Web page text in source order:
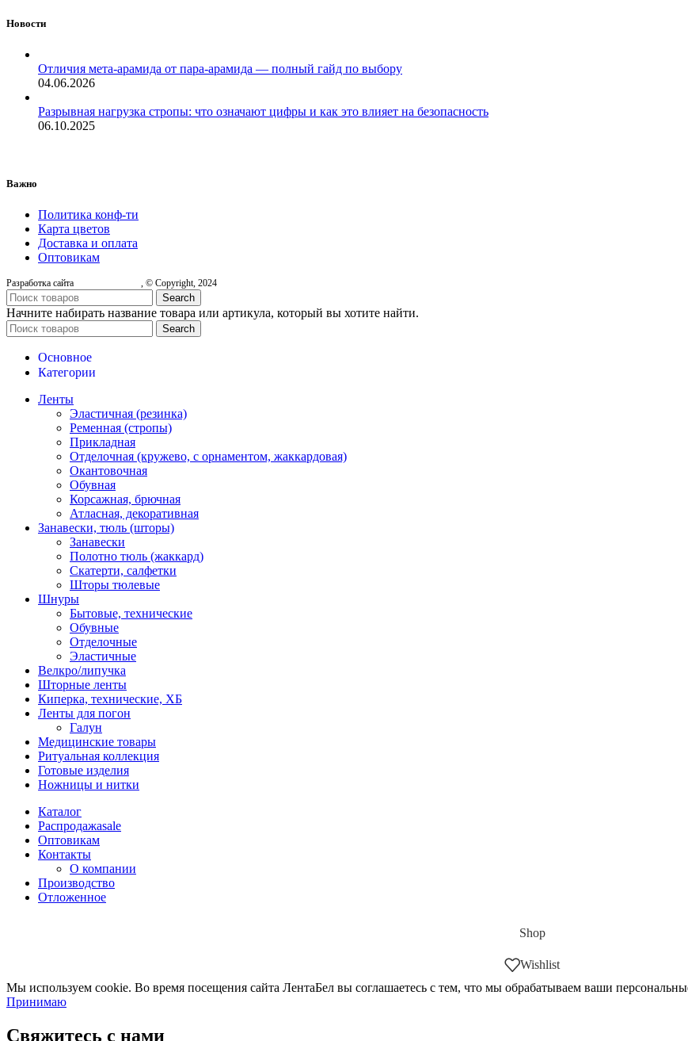
Новости
Отличия мета-арамида от пара-арамида — полный гайд по выбору
04.06.2026
Разрывная нагрузка стропы: что означают цифры и как это влияет на безопасность
06.10.2025
Важно
Политика конф-ти
Карта цветов
Доставка и оплата
Оптовикам
Разработка сайта , © Copyright, 2024
Search
Начните набирать название товара или артикула, который вы хотите найти.
Search
Основное
Категории
Ленты
Эластичная (резинка)
Ременная (стропы)
Прикладная
Отделочная (кружево, с орнаментом, жаккардовая)
Окантовочная
Обувная
Корсажная, брючная
Атласная, декоративная
Занавески, тюль (шторы)
Занавески
Полотно тюль (жаккард)
Скатерти, салфетки
Шторы тюлевые
Шнуры
Бытовые, технические
Обувные
Отделочные
Эластичные
Велкро/липучка
Шторные ленты
Киперка, технические, ХБ
Ленты для погон
Галун
Медицинские товары
Ритуальная коллекция
Готовые изделия
Ножницы и нитки
Каталог
Распродажаsale
Оптовикам
Контакты
О компании
Производство
Отложенное
Shop
Wishlist
Мы используем cookie. Во время посещения сайта ЛентаБел вы соглашаетесь с тем, что мы обрабатываем ваши
Принимаю
Свяжитесь с нами